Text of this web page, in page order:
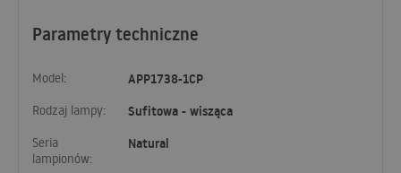
Parametry techniczne
Model: APP1738-1CP
Rodzaj lampy: Sufitowa - wisząca
Seria
lampionów:
Natural